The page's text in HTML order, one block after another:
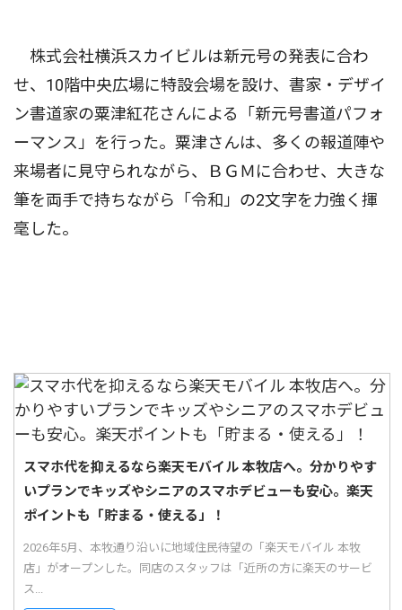
株式会社横浜スカイビルは新元号の発表に合わ
せ、10階中央広場に特設会場を設け、書家・デザイ
ン書道家の粟津紅花さんによる「新元号書道パフォ
ーマンス」を行った。粟津さんは、多くの報道陣や
来場者に見守られながら、ＢＧＭに合わせ、大きな
筆を両手で持ちながら「令和」の2文字を力強く揮
毫した。
スマホ代を抑えるなら楽天モバイル 本牧店へ。分かりやす
いプランでキッズやシニアのスマホデビューも安心。楽天
ポイントも「貯まる・使える」！
2026年5月、本牧通り沿いに地域住民待望の「楽天モバイル 本牧
店」がオープンした。同店のスタッフは「近所の方に楽天のサービ
ス...